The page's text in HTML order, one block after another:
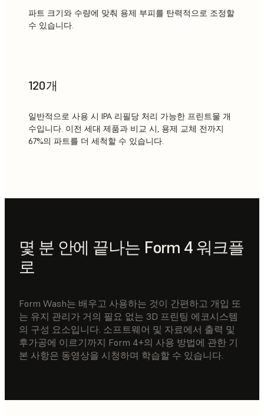
파트 크기와 수량에 맞춰 용제 부피를 탄력적으로 조정할
수 있습니다.
120개
일반적으로 사용 시 IPA 리필당 처리 가능한 프린트물 개
수입니다. 이전 세대 제품과 비교 시, 용제 교체 전까지
67%의 파트를 더 세척할 수 있습니다.
몇 분 안에 끝나는 Form 4 워크플
로
Form Wash는 배우고 사용하는 것이 간편하고 개입 또
는 유지 관리가 거의 필요 없는 3D 프린팅 에코시스템
의 구성 요소입니다. 소프트웨어 및 자료에서 출력 및
후가공에 이르기까지 Form 4+의 사용 방법에 관한 기
본 사항은 동영상을 시청하며 학습할 수 있습니다.